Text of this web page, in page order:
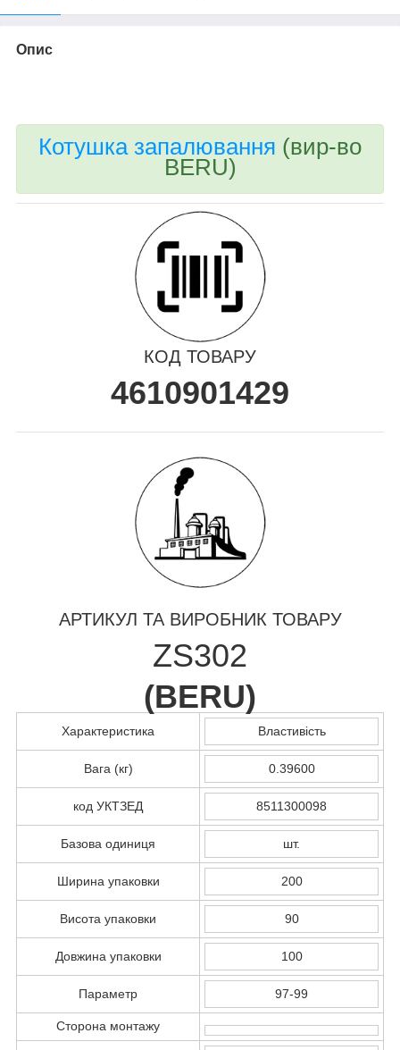
Опис
Котушка запалювання (вир-во
BERU)
КОД ТОВАРУ
4610901429
АРТИКУЛ ТА ВИРОБНИК ТОВАРУ
ZS302
(BERU)
Характеристика Властивість
Вага (кг) 0.39600
код УКТЗЕД 8511300098
Базова одиниця шт.
Ширина упаковки 200
Висота упаковки 90
Довжина упаковки 100
Параметр 97-99
Сторона монтажу